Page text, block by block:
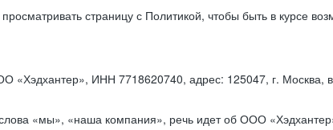
страницу с Политикой, чтобы быть в курсе
ИНН 7718620740, адрес: 125047, г. Москва,
слова «мы», «наша компания», речь идет об ООО